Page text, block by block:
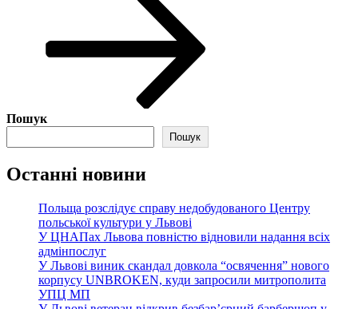
Пошук
Пошук
Останні новини
Польща розслідує справу недобудованого Центру
польської культури у Львові
У ЦНАПах Львова повністю відновили надання всіх
адмінпослуг
У Львові виник скандал довкола “освячення” нового
корпусу UNBROKEN, куди запросили митрополита
УПЦ МП